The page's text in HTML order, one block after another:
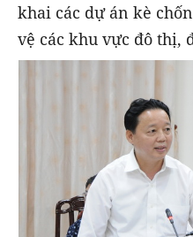
khai các dự án kè
vệ các khu vực đô thị,